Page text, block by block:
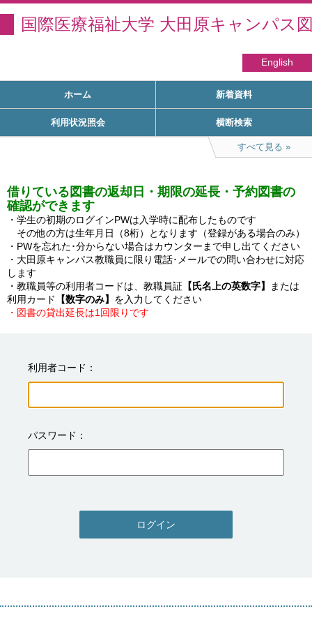
国際医療福祉大学 大田原キャンパス
English
ホーム 新着資料
利用状況照会 横断検索
すべて見る
借りている図書の返却日・期限の延長・予約図書の
確認ができます
・学生の初期のログインPWは入学時に配布したものです
その他の方は生年月日（8桁）となります（登録がある場合のみ）
・PWを忘れた･分からない場合はカウンターまで申し出てください
・大田原キャンパス教職員に限り電話･メールでの問い合わせに対応
します
・教職員等の利用者コードは、教職員証 【氏名上の英数字】
または
利用カード
【数字のみ】
・図書の貸出延長は1回限りです
利用者コード
パスワード
ログイン